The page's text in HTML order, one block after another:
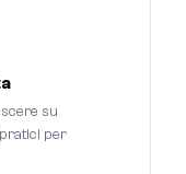
su
per